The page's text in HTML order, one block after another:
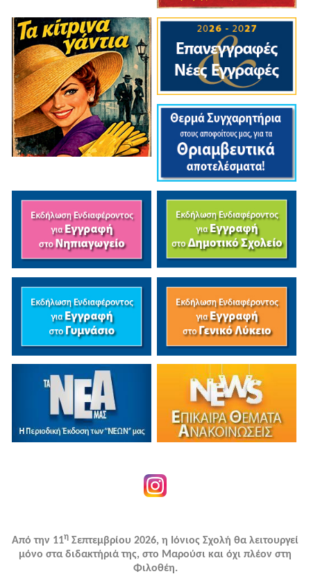
Από την 11η Σεπτεμβρίου 2026, η Ιόνιος Σχολή θα λειτουργεί
μόνο στα διδακτήριά της, στο Μαρούσι και όχι πλέον στη
Φιλοθέη.